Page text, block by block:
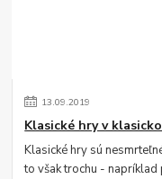
13.09.2019
Klasické hry v
Klasické hry sú
to však trochu - napríklad